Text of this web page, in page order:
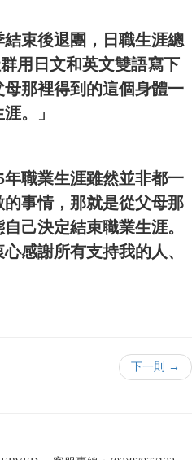
束後退團，日職生涯總
用日文和英文雙語寫下
那裡得到的這個身體一
。」
職業生涯雖然並非都一
事情，那就是從父母那
己決定結束職業生涯。
感謝所有支持我的人、
下一則 →